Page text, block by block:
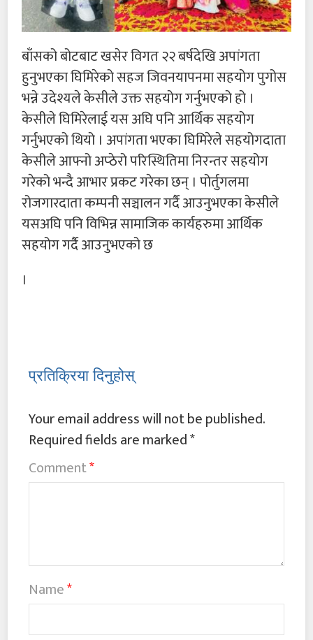
बाँसको बोटबाट खसेर विगत २२ बर्षदेखि अपांगता
हुनुभएका घिमिरेको सहज जिवनयापनमा सहयोग पुगोस
भन्ने उदेश्यले केसीले उक्त सहयोग गर्नुभएको हो ।
केसीले घिमिरेलाई यस अघि पनि आर्थिक सहयोग
गर्नुभएको थियो । अपांगता भएका घिमिरेले सहयोगदाता
केसीले आफ्नो अप्ठेरो परिस्थितिमा निरन्तर सहयोग
गरेको भन्दै आभार प्रकट गरेका छन् । पोर्तुगलमा
रोजगारदाता कम्पनी सञ्चालन गर्दै आउनुभएका केसीले
यसअघि पनि विभिन्न सामाजिक कार्यहरुमा आर्थिक
सहयोग गर्दै आउनुभएको छ
।
प्रतिक्रिया दिनुहोस्
Your email address will not be published.
Required fields are marked*
Comment*
Name*